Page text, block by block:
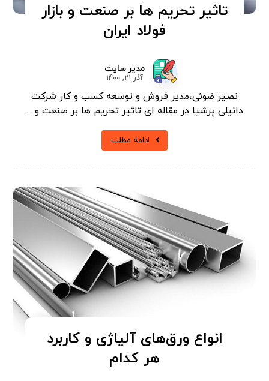
تاثیر تحریم ها بر صنعت و بازار
فولاد ایران
مدیر سایت
آذر ۲۱, ۱۴۰۰
نصیر ضوئی،مدیر فروش و توسعه کسب و کار شرکت
دانیلی پرشیا در مقاله ای تاثیر تحریم ها بر صنعت و ...
ادامه مطلب
انواع ورق‌های آلیاژی و کاربرد
هر کدام